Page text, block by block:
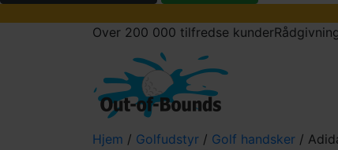
Over 200 000 tilfredse kunder
Hjem / Golfudstyr / Golf handsker /